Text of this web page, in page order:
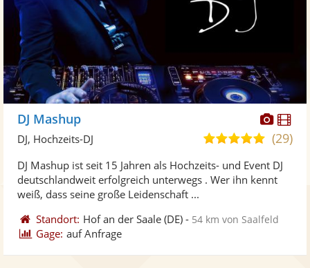
Fotos
DJ Mashup
4,9
5
(29)
DJ, Hochzeits-DJ
DJ Mashup ist seit 15 Jahren als Hochzeits- und Event DJ
deutschlandweit erfolgreich unterwegs . Wer ihn kennt
weiß, dass seine große Leidenschaft ...
Standort: Hof an der Saale (DE) - 54 km von Saalfeld
Gage: auf Anfrage